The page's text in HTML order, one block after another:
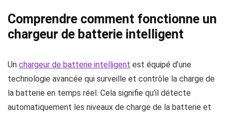
Comprendre comment fonctionne un
chargeur de batterie intelligent
Un chargeur de batterie intelligent est équipé d’une
technologie avancée qui surveille et contrôle la charge de
la batterie en temps réel. Cela signifie qu’il détecte
automatiquement les niveaux de charge de la batterie et